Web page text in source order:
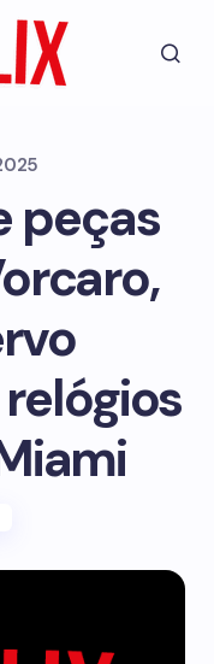
peças